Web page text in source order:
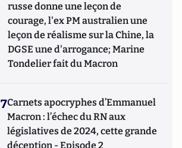
russe donne une leçon de
courage, l'ex PM australien une
leçon de réalisme sur la Chine, la
DGSE une d'arrogance; Marine
Tondelier fait du Macron
7Carnets apocryphes d’Emmanuel
Macron : l’échec du RN aux
législatives de 2024, cette grande
déception - Episode 2